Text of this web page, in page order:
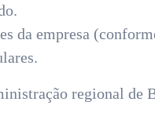
da empresa
regional